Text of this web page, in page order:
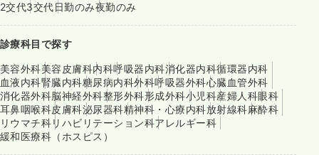
2交代3交代日勤のみ夜勤のみ
診療科目で探す
美容外科美容皮膚科内科呼吸器内科消化器内科循環器内科
血液内科腎臓内科糖尿病内科外科呼吸器外科心臓血管外科
消化器外科脳神経外科整形外科形成外科小児科産婦人科眼科
耳鼻咽喉科皮膚科泌尿器科精神科・心療内科放射線科麻酔科
リウマチ科リハビリテーション科アレルギー科
緩和医療科（ホスピス）